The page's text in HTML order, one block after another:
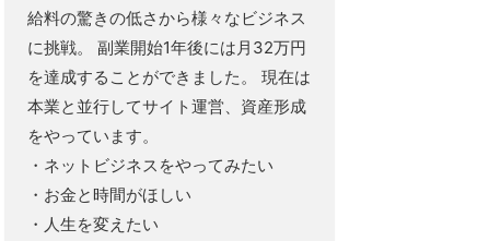
給料の驚きの低さから様々なビジネス
に挑戦。 副業開始1年後には月32万円
を達成することができました。 現在は
本業と並行してサイト運営、資産形成
をやっています。
・ネットビジネスをやってみたい
・お金と時間がほしい
・人生を変えたい